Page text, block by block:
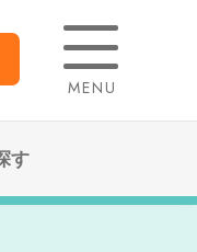
MENU
す